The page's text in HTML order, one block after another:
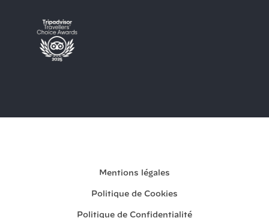
Mentions légales
Politique de Cookies
Politique de Confidentialité